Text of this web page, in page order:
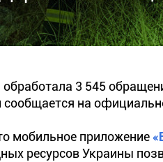
3 545
на
мобильное приложение
ресурсов Украины